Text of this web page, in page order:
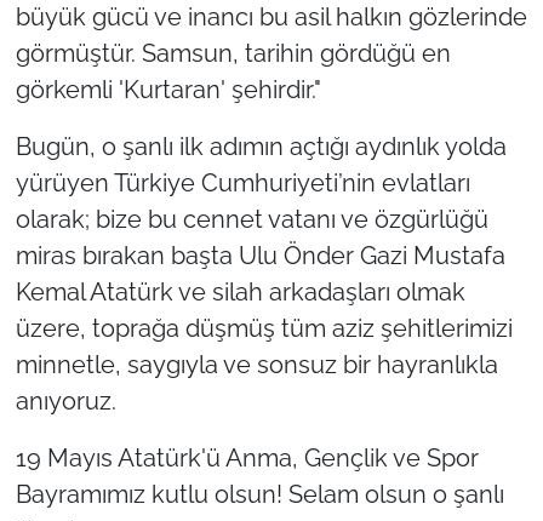
büyük gücü ve inancı bu asil halkın gözlerinde
görmüştür. Samsun, tarihin gördüğü en
görkemli 'Kurtaran' şehirdir."
Bugün, o şanlı ilk adımın açtığı aydınlık yolda
yürüyen Türkiye Cumhuriyeti’nin evlatları
olarak; bize bu cennet vatanı ve özgürlüğü
miras bırakan başta Ulu Önder Gazi Mustafa
Kemal Atatürk ve silah arkadaşları olmak
üzere, toprağa düşmüş tüm aziz şehitlerimizi
minnetle, saygıyla ve sonsuz bir hayranlıkla
anıyoruz.
19 Mayıs Atatürk'ü Anma, Gençlik ve Spor
Bayramımız kutlu olsun! Selam olsun o şanlı